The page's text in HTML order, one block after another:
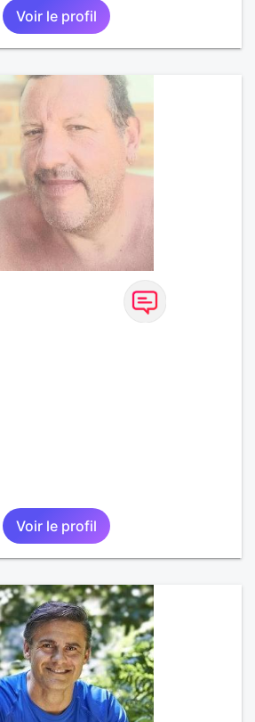
Voir le profil
Voir le profil